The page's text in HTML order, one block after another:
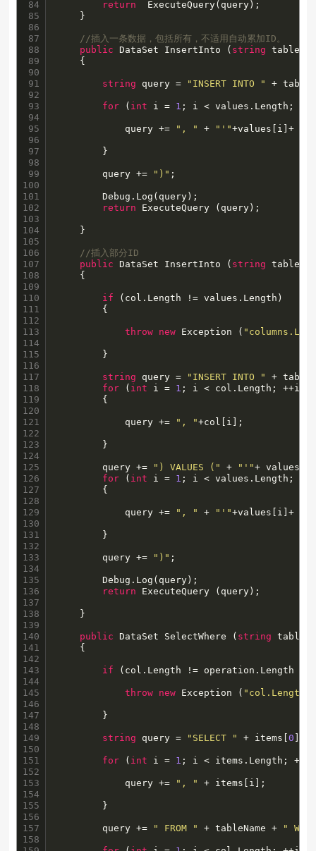
84
85
86
87
88
89
90
91
92
93
94
95
96
97
98
99
100
101
102
103
104
105
106
107
108
109
110
111
112
113
114
115
116
117
118
119
120
121
122
123
124
125
126
127
128
129
130
131
132
133
134
135
136
137
138
139
140
141
142
143
144
145
146
147
148
149
150
151
152
153
154
155
156
157
158
return
  ExecuteQuery(query);
    }
//插入一条数据，包括所有，不适用自动累加ID。
public DataSet InsertInto ( string
    {
string query = "INSERT INTO " +
for ( int i = 1 ; i < values.Length;
            query +=
", " + "'"+values[i]+
        }
        query +=
")" ;
		Debug.Log(query);
return ExecuteQuery (query);
    }
//插入部分ID
public DataSet InsertInto ( string
    {
if (col.Length != values.Length)
throw new Exception (
        }
string query = "INSERT INTO "
+
for ( int i = 1 ; i < col.Length; ++i)
            query +=
", "+col[i];
        }
		query +=
") VALUES (" + "'"+ values[
for ( int i = 1 ; i < values.Length;
            query +=
", " + "'"+values[i]+
        }
        query +=
")" ;
		Debug.Log(query);
return ExecuteQuery (query);
    }
public DataSet SelectWhere ( string
    {
if (col.Length != operation.Length ||
throw new Exception ( "col.Length
        }
string query = "SELECT " + items[0
for ( int i = 1 ; i < items.Length;
            query +=
", " + items[i];
        }
        query +=
" FROM " + tableName + "